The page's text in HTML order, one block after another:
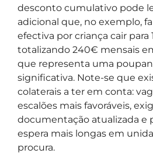
desconto cumulativo pode
adicional que, no exemplo,
efectiva por criança cair para
totalizando 240€ mensais
que representa uma
significativa. Note-se que
colaterais a ter em conta:
escalões mais favoráveis,
documentação atualizada e
espera mais longas em
procura.